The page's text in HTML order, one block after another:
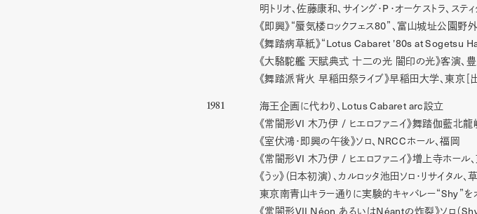
明トリオ、佐藤康和、サイング・P ・オーケストラ、スティ
《即興》“蜃気楼ロックフェス80”、富山城址公園野外
《舞踏病草紙》“Lotus Cabaret ’80s at Sogetsu
《大駱駝艦 天賦典式 十二の光 闇印の光》客演、
《舞踏派背火 早稲田祭ライブ》早稲田大学、東京
1981 海王企画に代わり、 Lotus Cabaret arc設立
《常闇形VI 木乃伊 / ヒエロファニイ》舞踏伽藍北龍
《室伏鴻・即興の午後》ソロ、 NRCCホール、福岡
《常闇形VI 木乃伊 / ヒエロファニイ》増上寺ホール
《うッ》（日本初演）、カルロッタ池田ソロ・リサイタ
東京南青山キラー通りに実験的キャバレー“Shy”を
《常闇形VII Néon あるいはNéantの炸裂》ソロ（